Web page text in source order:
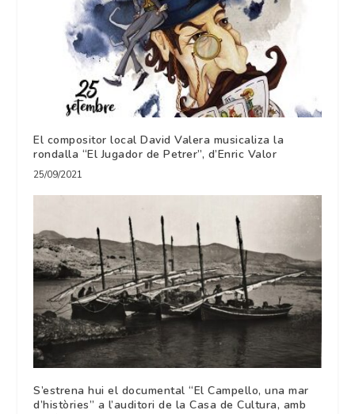
El compositor local David Valera musicaliza la
rondalla “El Jugador de Petrer”, d’Enric Valor
25/09/2021
S’estrena hui el documental “El Campello, una mar
d’històries” a l’auditori de la Casa de Cultura, amb